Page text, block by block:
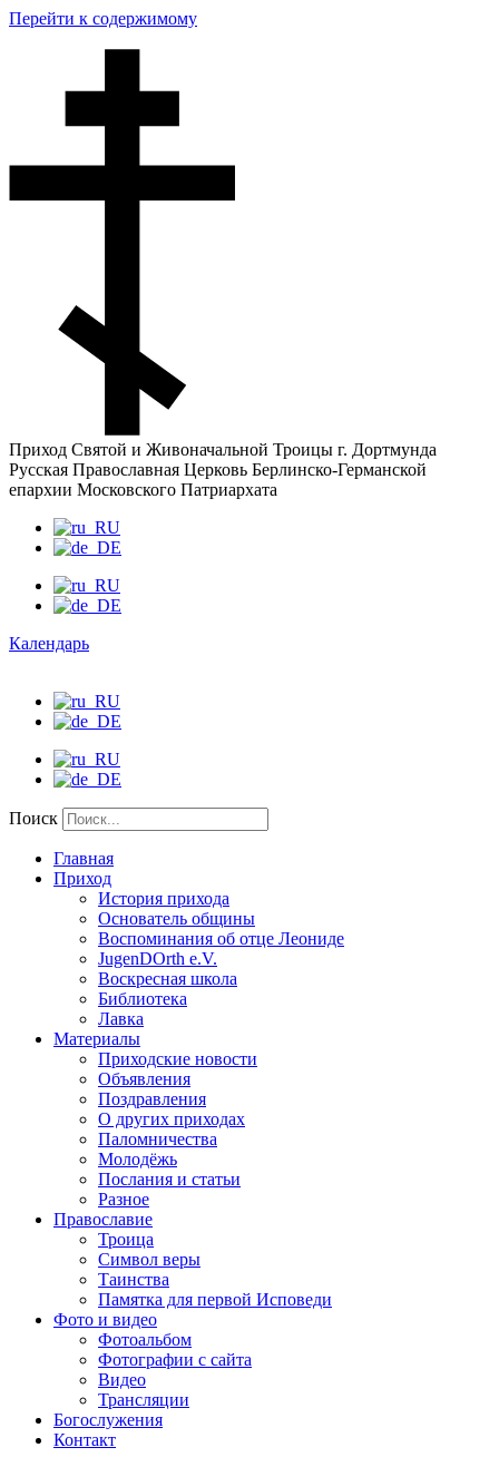
Перейти к содержимому
Приход Святой и Живоначальной Троицы г. Дортмунда
Русская Православная Церковь Берлинско-Германской
епархии Московского Патриархата
Календарь
Поиск
Главная
Приход
История прихода
Основатель общины
Воспоминания об отце Леониде
JugenDOrth e.V.
Воскресная школа
Библиотека
Лавка
Материалы
Приходские новости
Объявления
Поздравления
О других приходах
Паломничества
Молодёжь
Послания и статьи
Разное
Православие
Троица
Символ веры
Таинства
Памятка для первой Исповеди
Фото и видео
Фотоальбом
Фотографии с сайта
Видео
Трансляции
Богослужения
Контакт